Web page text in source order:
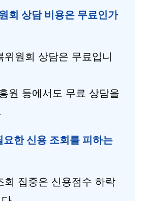
회 상담 비용은 무료인가
위원회 상담은 무료입니
원 등에서도 무료 상담을
요한 신용 조회를 피하는
회 집중은 신용점수 하락